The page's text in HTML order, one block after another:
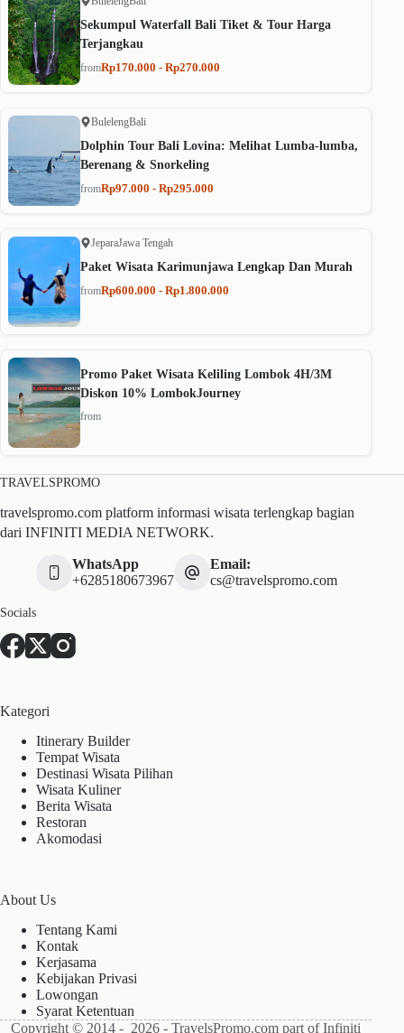
Sekumpul Waterfall Bali Tiket & Tour Harga
Terjangkau
fromRp170.000 - Rp270.000
BulelengBali
Dolphin Tour Bali Lovina: Melihat Lumba-lumba,
Berenang & Snorkeling
fromRp97.000 - Rp295.000
JeparaJawa Tengah
Paket Wisata Karimunjawa Lengkap Dan Murah
fromRp600.000 - Rp1.800.000
Promo Paket Wisata Keliling Lombok 4H/3M
Diskon 10% LombokJourney
from
TRAVELSPROMO
travelspromo.com platform informasi wisata terlengkap bagian
dari INFINITI MEDIA NETWORK.
WhatsApp
+6285180673967
Email:
cs@travelspromo.com
Socials
Kategori
Itinerary Builder
Tempat Wisata
Destinasi Wisata Pilihan
Wisata Kuliner
Berita Wisata
Restoran
Akomodasi
About Us
Tentang Kami
Kontak
Kerjasama
Kebijakan Privasi
Lowongan
Syarat Ketentuan
Copyright © 2014 - 2026 - TravelsPromo.com part of Infiniti